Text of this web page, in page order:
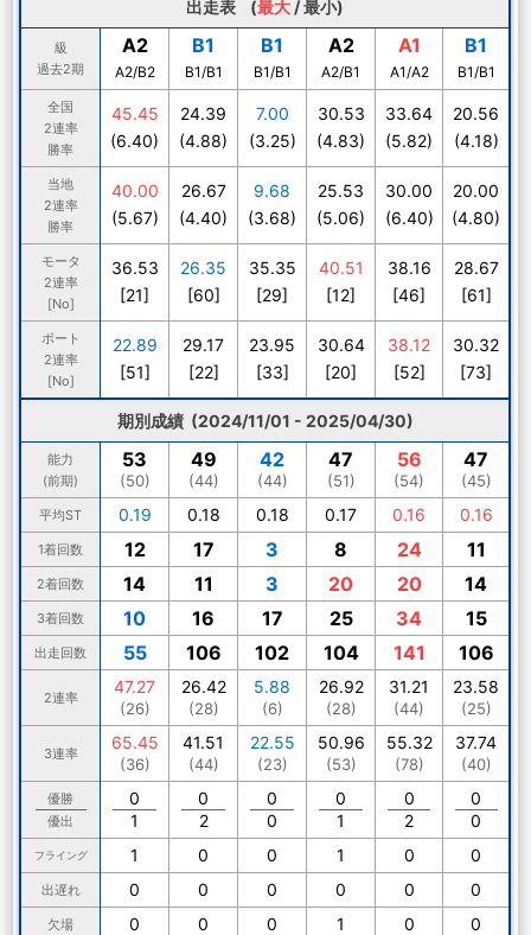
出走表 (最大 /最小)
級
過去2期
A2
A2/B2
B1
B1/B1
B1
B1/B1
A2
A2/B1
A1
A1/A2
B1
B1/B1
全国
2連率
勝率
45.45
(6.40)
24.39
(4.88)
7.00
(3.25)
30.53
(4.83)
33.64
(5.82)
20.56
(4.18)
当地
2連率
勝率
40.00
(5.67)
26.67
(4.40)
9.68
(3.68)
25.53
(5.06)
30.00
(6.40)
20.00
(4.80)
モータ
2連率
[No]
36.53
[21]
26.35
[60]
35.35
[29]
40.51
[12]
38.16
[46]
28.67
[61]
ボート
2連率
[No]
22.89
[51]
29.17
[22]
23.95
[33]
30.64
[20]
38.12
[52]
30.32
[73]
期別成績 (2024/11/01 - 2025/04/30)
能力
(前期)
53
(50)
49
(44)
42
(44)
47
(51)
56
(54)
47
(45)
平均ST 0.19 0.18 0.18 0.17 0.16 0.16
1着回数 12 17 3 8 24 11
2着回数 14 11 3 20 20 14
3着回数 10 16 17 25 34 15
出走回数 55 106 102 104 141 106
2連率
47.27
(26)
26.42
(28)
5.88
(6)
26.92
(28)
31.21
(44)
23.58
(25)
3連率
65.45
(36)
41.51
(44)
22.55
(23)
50.96
(53)
55.32
(78)
37.74
(40)
優勝
優出
0
1
0
2
0
0
0
1
0
2
0
0
フライング 1 0 0 1 0 0
出遅れ 0 0 0 0 0 0
欠場 0 0 0 1 0 0